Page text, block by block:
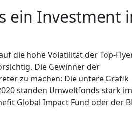
ein Investment
die hohe Volatilität der Top-
Die Gewinner der
zu machen: Die untere Grafik
standen Umweltfonds stark im
Global Impact Fund oder der